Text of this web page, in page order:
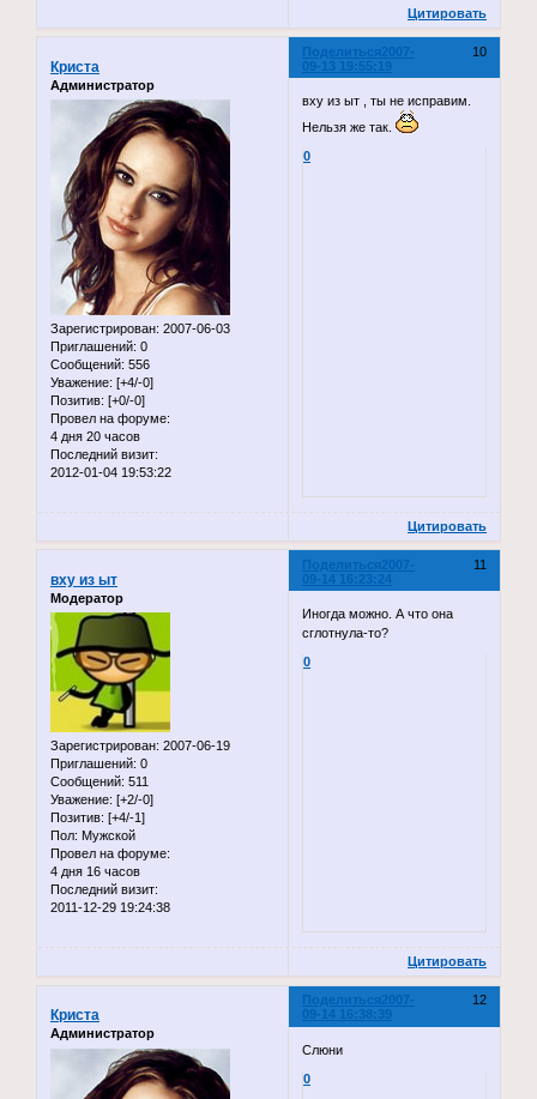
Цитировать
Поделиться 10
2007-
09-13 19:55:19
Криста
Администратор
Зарегистрирован: 2007-06-03
Приглашений: 0
Сообщений: 556
Уважение: [+4/-0]
Позитив: [+0/-0]
Провел на форуме:
4 дня 20 часов
Последний визит:
2012-01-04 19:53:22
вху из ыт , ты не исправим.
Нельзя же так.
0
Цитировать
Поделиться 11
2007-
09-14 16:23:24
вху из ыт
Модератор
Зарегистрирован: 2007-06-19
Приглашений: 0
Сообщений: 511
Уважение: [+2/-0]
Позитив: [+4/-1]
Пол: Мужской
Провел на форуме:
4 дня 16 часов
Последний визит:
2011-12-29 19:24:38
Иногда можно. А что она
сглотнула-то?
0
Цитировать
Поделиться 12
2007-
09-14 16:38:39
Криста
Администратор
Слюни
0